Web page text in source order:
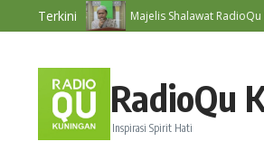
Lewati ke konten
Terkini Majelis Shalawat RadioQu
RadioQu
Inspirasi Spirit Hati